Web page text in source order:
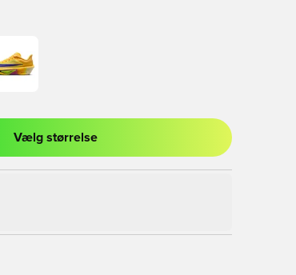
ind eller tilmelde dig som medlem
Vælg størrelse